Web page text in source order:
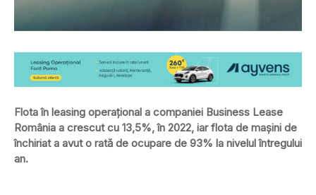
Flota în leasing operațional a companiei Business Lease
România a crescut cu 13,5%, în 2022, iar flota de mașini de
închiriat a avut o rată de ocupare de 93% la nivelul întregului
an.